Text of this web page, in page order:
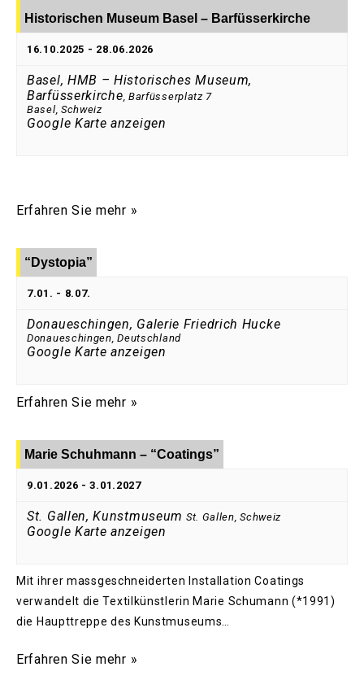
Historischen Museum Basel – Barfüsserkirche
16.10.2025 - 28.06.2026
Basel, HMB – Historisches Museum,
Barfüsserkirche, Barfüsserplatz 7
Basel, Schweiz
Google Karte anzeigen
Erfahren Sie mehr »
“Dystopia”
7.01. - 8.07.
Donaueschingen, Galerie Friedrich Hucke
Donaueschingen, Deutschland
Google Karte anzeigen
Erfahren Sie mehr »
Marie Schuhmann – “Coatings”
9.01.2026 -3.01.2027
St. Gallen, Kunstmuseum St. Gallen, Schweiz
Google Karte anzeigen
Mit ihrer massgeschneiderten Installation Coatings
verwandelt die Textilkünstlerin Marie Schumann (*1991)
die Haupttreppe des Kunstmuseums…
Erfahren Sie mehr »